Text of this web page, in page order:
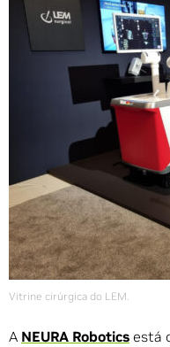
Vitrine cirúrgica do LEM.
A NEURA Robotics está